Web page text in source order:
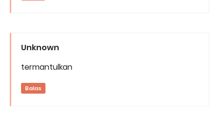
Unknown
termantulkan
Balas